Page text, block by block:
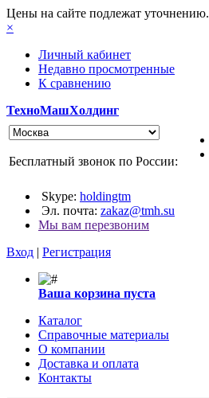
Цены на сайте подлежат уточнению.
×
Личный кабинет
Недавно просмотренные
К сравнению
ТехноМашХолдинг
Бесплатный звонок по России:
Skype: holdingtm
Эл. почта: zakaz@tmh.su
Мы вам перезвоним
Вход | Регистрация
Ваша корзина пуста
Каталог
Справочные материалы
О компании
Доставка и оплата
Контакты